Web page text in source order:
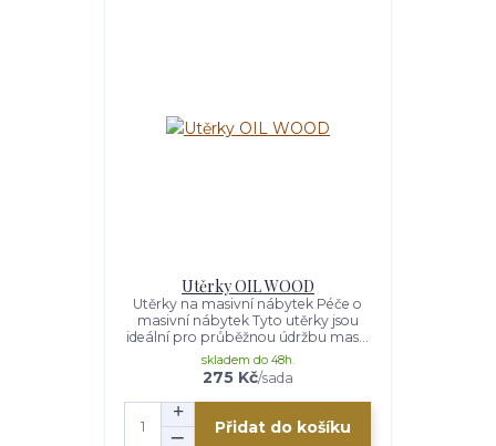
Utěrky OIL WOOD
Utěrky na masivní nábytek Péče o
masivní nábytek Tyto utěrky jsou
ideální pro průběžnou údržbu mas...
275 Kč/sada
skladem do 48h.
Přidat do košíku